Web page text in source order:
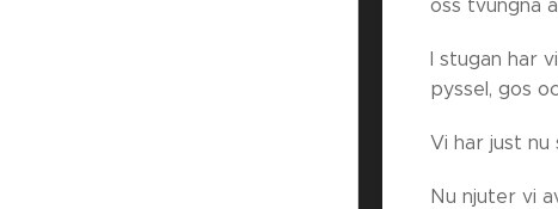
oss tvungna
I stugan har
pyssel, gos
Vi har just
Nu njuter vi